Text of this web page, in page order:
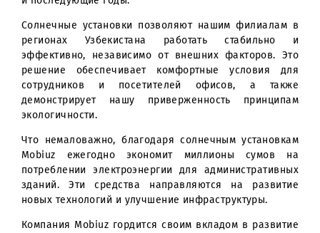
подготовительные работы по установке
Ташкентской областях. Запланированы и
проекты, реализация которых запланирована на
и последующие годы.
Солнечные установки позволяют нашим
регионах Узбекистана работать